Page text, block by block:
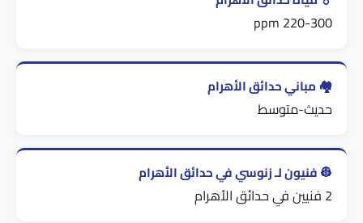
220-300 ppm
🏘️ مباني حدائق الأهرام
حديث-متوسط
👷 فنيون لـ زنوسي في حدائق الأهرام
2 فنيين في حدائق الأهرام